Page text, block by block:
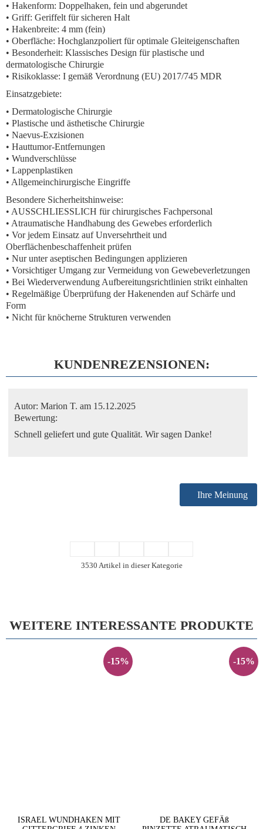
• Hakenform: Doppelhaken, fein und abgerundet
• Griff: Geriffelt für sicheren Halt
• Hakenbreite: 4 mm (fein)
• Oberfläche: Hochglanzpoliert für optimale Gleiteigenschaften
• Besonderheit: Klassisches Design für plastische und
dermatologische Chirurgie
• Risikoklasse: I gemäß Verordnung (EU) 2017/745 MDR
Einsatzgebiete:
• Dermatologische Chirurgie
• Plastische und ästhetische Chirurgie
• Naevus-Exzisionen
• Hauttumor-Entfernungen
• Wundverschlüsse
• Lappenplastiken
• Allgemeinchirurgische Eingriffe
Besondere Sicherheitshinweise:
• AUSSCHLIESSLICH für chirurgisches Fachpersonal
• Atraumatische Handhabung des Gewebes erforderlich
• Vor jedem Einsatz auf Unversehrtheit und
Oberflächenbeschaffenheit prüfen
• Nur unter aseptischen Bedingungen applizieren
• Vorsichtiger Umgang zur Vermeidung von Gewebeverletzungen
• Bei Wiederverwendung Aufbereitungsrichtlinien strikt einhalten
• Regelmäßige Überprüfung der Hakenenden auf Schärfe und
Form
• Nicht für knöcherne Strukturen verwenden
KUNDENREZENSIONEN:
Autor: Marion T. am 15.12.2025
Bewertung:
Schnell geliefert und gute Qualität. Wir sagen Danke!
Ihre Meinung
3530 Artikel in dieser Kategorie
WEITERE INTERESSANTE PRODUKTE
-15%
ISRAEL WUNDHAKEN MIT
-15%
DE BAKEY GEFÄß